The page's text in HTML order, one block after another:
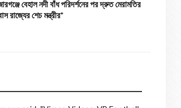
বেহাল নদী বাঁধ পরিদর্শনের পর দ্রুত মেরামতির
রাজ্যের শেচ মন্ত্রীর*